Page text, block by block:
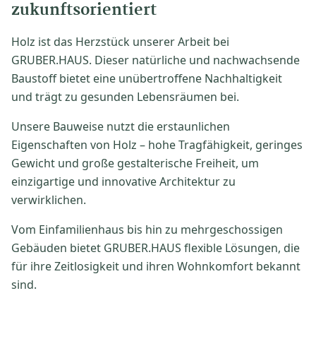
zukunftsorientiert
Holz ist das Herzstück unserer Arbeit bei
GRUBER.HAUS. Dieser natürliche und nachwachsende
Baustoff bietet eine unübertroffene Nachhaltigkeit
und trägt zu gesunden Lebensräumen bei.
Unsere Bauweise nutzt die erstaunlichen
Eigenschaften von Holz – hohe Tragfähigkeit, geringes
Gewicht und große gestalterische Freiheit, um
einzigartige und innovative Architektur zu
verwirklichen.
Vom Einfamilienhaus bis hin zu mehrgeschossigen
Gebäuden bietet GRUBER.HAUS flexible Lösungen, die
für ihre Zeitlosigkeit und ihren Wohnkomfort bekannt
sind.